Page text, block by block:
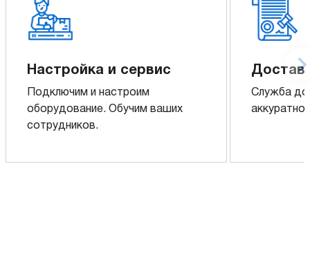
Настройка и сервис
Подключим и настроим
оборудование. Обучим ваших
сотрудников.
Служба
аккуратно